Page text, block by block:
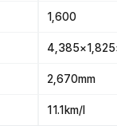
1,600
2,670mm
11.1km/l